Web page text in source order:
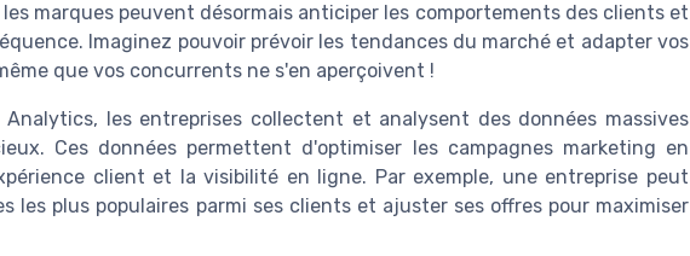
marques peuvent désormais anticiper les comportements des clients et
Imaginez pouvoir prévoir les tendances du marché et adapter vos
que vos concurrents ne s'en aperçoivent !
les entreprises collectent et analysent des données massives
Ces données permettent d'optimiser les campagnes marketing en
client et la visibilité en ligne. Par exemple, une entreprise peut
les plus populaires parmi ses clients et ajuster ses offres pour maximiser